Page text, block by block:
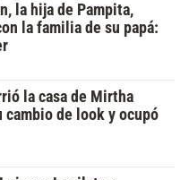
la hija de Pampita,
la familia de su papá:
la casa de Mirtha
cambio de look y ocupó